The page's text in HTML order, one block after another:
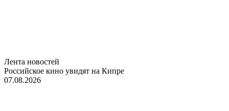
Лента новостей
Российское кино увидят на Кипре
07.08.2026